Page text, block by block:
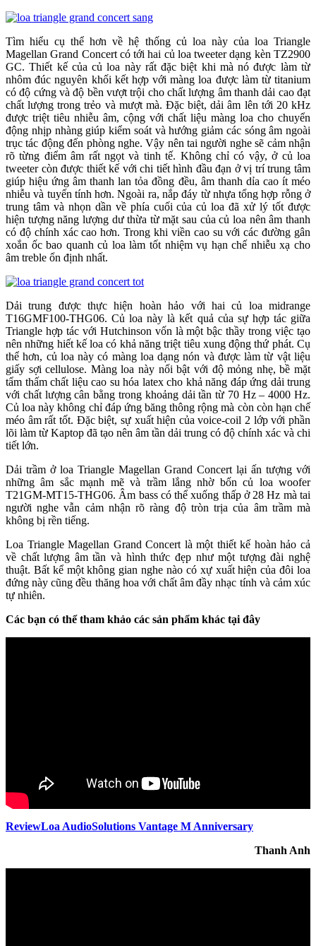
Tìm hiểu cụ thể hơn về hệ thống củ loa này của loa Triangle
Magellan Grand Concert có tới hai củ loa tweeter dạng kèn TZ2900
GC. Thiết kế của củ loa này rất đặc biệt khi mà nó được làm từ
nhôm đúc nguyên khối kết hợp với màng loa được làm từ titanium
có độ cứng và độ bền vượt trội cho chất lượng âm thanh dải cao đạt
chất lượng trong trẻo và mượt mà. Đặc biệt, dải âm lên tới 20 kHz
được triệt tiêu nhiễu âm, cộng với chất liệu màng loa cho chuyển
động nhịp nhàng giúp kiểm soát và hướng giảm các sóng âm ngoài
trục tác động đến phòng nghe. Vậy nên tai người nghe sẽ cảm nhận
rõ từng điểm âm rất ngọt và tinh tế. Không chỉ có vậy, ở củ loa
tweeter còn được thiết kế với chi tiết hình đầu đạn ở vị trí trung tâm
giúp hiệu ứng âm thanh lan tỏa đồng đều, âm thanh dỉa cao ít méo
nhiễu và tuyến tính hơn. Ngoài ra, nắp đáy từ nhựa tổng hợp rỗng ở
trung tâm và nhọn dần về phía cuối của củ loa đã xử lý tốt được
hiện tượng năng lượng dư thừa từ mặt sau của củ loa nên âm thanh
có độ chính xác cao hơn. Trong khi viền cao su với các đường gân
xoắn ốc bao quanh củ loa làm tốt nhiệm vụ hạn chế nhiễu xạ cho
âm treble ổn định nhất.
Dải trung được thực hiện hoàn hảo với hai củ loa midrange
T16GMF100-THG06. Củ loa này là kết quả của sự hợp tác giữa
Triangle hợp tác với Hutchinson vốn là một bậc thầy trong việc tạo
nên những hiết kế loa có khả năng triệt tiêu xung động thứ phát. Cụ
thể hơn, củ loa này có màng loa dạng nón và được làm từ vật liệu
giấy sợi cellulose. Màng loa này nổi bật với độ mỏng nhẹ, bề mặt
tẩm thấm chất liệu cao su hóa latex cho khả năng đáp ứng dải trung
với chất lượng cân bằng trong khoảng dải tần từ 70 Hz – 4000 Hz.
Củ loa này không chỉ đáp ứng băng thông rộng mà còn còn hạn chế
méo âm rất tốt. Đặc biệt, sự xuất hiện của voice-coil 2 lớp với phần
lõi làm từ Kaptop đã tạo nên âm tần dải trung có độ chính xác và chi
tiết lớn.
Dải trầm ở loa Triangle Magellan Grand Concert lại ấn tượng với
những âm sắc mạnh mẽ và trầm lắng nhờ bốn củ loa woofer
T21GM-MT15-THG06. Âm bass có thể xuống thấp ở 28 Hz mà tai
người nghe vẫn cảm nhận rõ ràng độ tròn trịa của âm trầm mà
không bị rền tiếng.
Loa Triangle Magellan Grand Concert là một thiết kế hoàn hảo cả
về chất lượng âm tần và hình thức đẹp như một tượng đài nghệ
thuật. Bất kể một không gian nghe nào có xự xuất hiện của đôi loa
đứng này cũng đều thăng hoa với chất âm đầy nhạc tính và cảm xúc
tự nhiên.
Các bạn có thể tham khảo các sản phẩm khác tại đây
ReviewLoa AudioSolutions Vantage M Anniversary
Thanh Anh